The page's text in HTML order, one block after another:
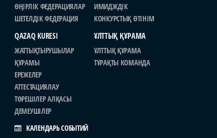
ӨҢІРЛІК ФЕДЕРАЦИЯЛАР
ШЕТЕЛДІК ФЕДЕРАЦИЯ
ИМИДЖДІК
КОНКУРСТЫҚ ӨТІНІМ
QAZAQ KURESI
ЖАТТЫҚТЫРУШЫЛАР
ҚҰРАМЫ
ЕРЕЖЕЛЕР
АТТЕСТАЦИЯЛАУ
ТӨРЕШІЛЕР АЛҚАСЫ
ДЕМЕУШІЛЕР
ҰЛТТЫҚ ҚҰРАМА
ҰЛТТЫҚ ҚҰРАМА
ТҰРАҚТЫ КОМАНДА
КАЛЕНДАРЬ СОБЫТИЙ